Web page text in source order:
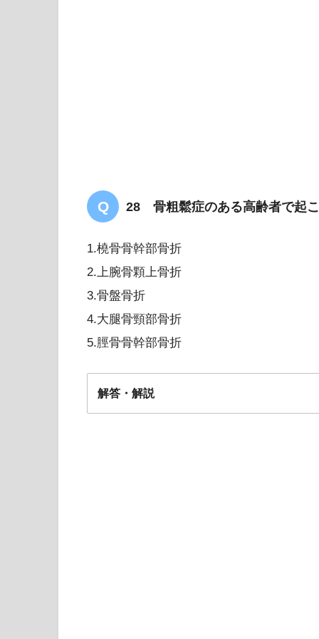
28 骨粗鬆症のある高齢者で起
1.橈骨骨幹部骨折
2.上腕骨顆上骨折
3.骨盤骨折
4.大腿骨頸部骨折
5.脛骨骨幹部骨折
解答・解説